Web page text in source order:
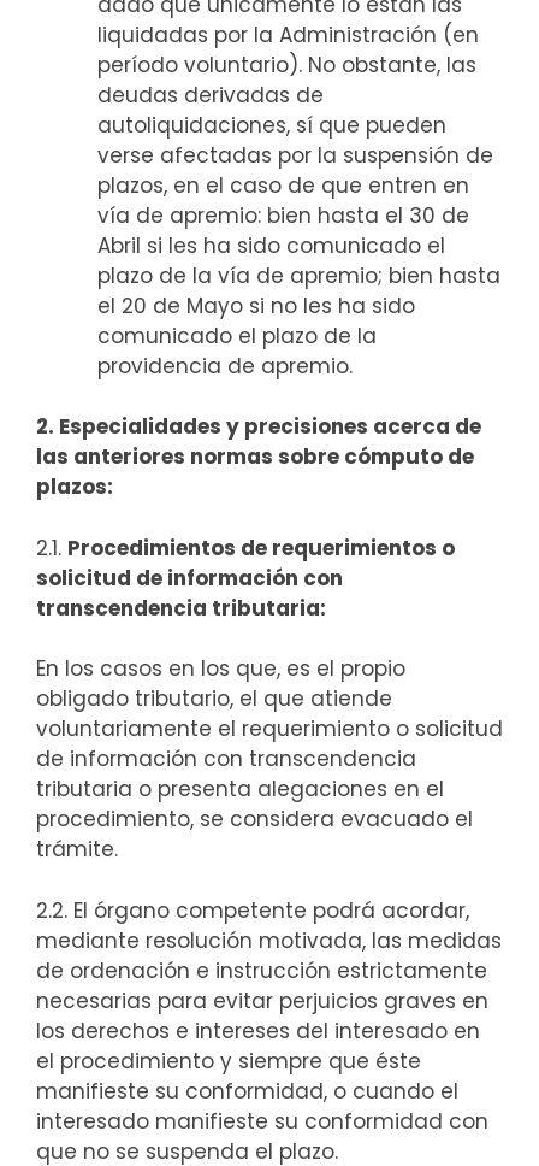
liquidadas por la Administración (en
período voluntario). No obstante, las
deudas derivadas de
autoliquidaciones, sí que pueden
verse afectadas por la suspensión de
plazos, en el caso de que entren en
vía de apremio: bien hasta el 30 de
Abril si les ha sido comunicado el
plazo de la vía de apremio; bien hasta
el 20 de Mayo si no les ha sido
comunicado el plazo de la
providencia de apremio.
2. Especialidades y precisiones acerca de
las anteriores normas sobre cómputo de
plazos:
2.1. Procedimientos de requerimientos o
solicitud de información con
transcendencia tributaria:
En los casos en los que, es el propio
obligado tributario, el que atiende
voluntariamente el requerimiento o solicitud
de información con transcendencia
tributaria o presenta alegaciones en el
procedimiento, se considera evacuado el
trámite.
2.2. El órgano competente podrá acordar,
mediante resolución motivada, las medidas
de ordenación e instrucción estrictamente
necesarias para evitar perjuicios graves en
los derechos e intereses del interesado en
el procedimiento y siempre que éste
manifieste su conformidad, o cuando el
interesado manifieste su conformidad con
que no se suspenda el plazo.